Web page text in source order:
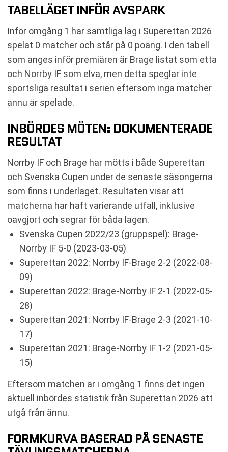
TABELLÄGET INFÖR AVSPARK
Inför omgång 1 har samtliga lag i Superettan 2026
spelat 0 matcher och står på 0 poäng. I den tabell
som anges inför premiären är Brage listat som etta
och Norrby IF som elva, men detta speglar inte
sportsliga resultat i serien eftersom inga matcher
ännu är spelade.
INBÖRDES MÖTEN: DOKUMENTERADE
RESULTAT
Norrby IF och Brage har mötts i både Superettan
och Svenska Cupen under de senaste säsongerna
som finns i underlaget. Resultaten visar att
matcherna har haft varierande utfall, inklusive
oavgjort och segrar för båda lagen.
Svenska Cupen 2022/23 (gruppspel): Brage-
Norrby IF 5-0 (2023-03-05)
Superettan 2022: Norrby IF-Brage 2-2 (2022-08-
09)
Superettan 2022: Brage-Norrby IF 2-1 (2022-05-
28)
Superettan 2021: Norrby IF-Brage 2-3 (2021-10-
17)
Superettan 2021: Brage-Norrby IF 1-2 (2021-05-
15)
Eftersom matchen är i omgång 1 finns det ingen
aktuell inbördes statistik från Superettan 2026 att
utgå från ännu.
FORMKURVA BASERAD PÅ SENASTE